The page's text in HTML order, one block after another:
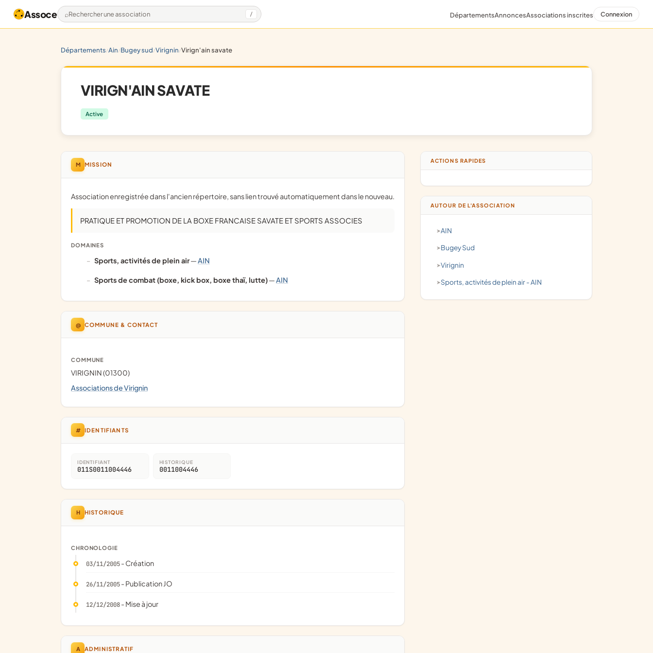
Assoce Rechercher une association / DépartementsAnnoncesAssociations inscrites Connexion
départements/ ain/ bugey sud/ virignin/ virign'ain savate
VIRIGN'AIN SAVATE
Active
M MISSION
Association enregistrée dans l'ancien répertoire, sans lien trouvé automatiquement dans le nouveau.
PRATIQUE ET PROMOTION DE LA BOXE FRANCAISE SAVATE ET SPORTS ASSOCIES
DOMAINES
Sports, activités de plein air—AIN
Sports de combat (boxe, kick box, boxe thaï, lutte)—AIN
@ COMMUNE & CONTACT
COMMUNE
VIRIGNIN (01300)
Associations de Virignin
# IDENTIFIANTS
IDENTIFIANT
011S0011004446
HISTORIQUE
0011004446
H HISTORIQUE
CHRONOLOGIE
03/11/2005- Création
26/11/2005- Publication JO
12/12/2008- Mise à jour
A ADMINISTRATIF
ACTIONS RAPIDES
AUTOUR DE L'ASSOCIATION
AIN
Bugey Sud
Virignin
Sports, activités de plein air - AIN